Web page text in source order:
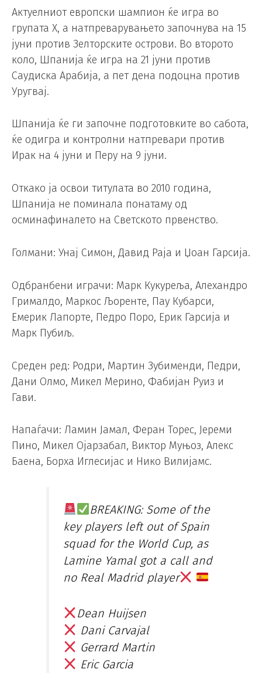
Актуелниот европски шампион ќе игра во
групата Х, а натпреварувањето започнува на 15
јуни против Зелторските острови. Во второто
коло, Шпанија ќе игра на 21 јуни против
Саудиска Арабија, а пет дена подоцна против
Уругвај.
Шпанија ќе ги започне подготовките во сабота,
ќе одигра и контролни натпревари против
Ирак на 4 јуни и Перу на 9 јуни.
Откако ја освои титулата во 2010 година,
Шпанија не поминала понатаму од
осминафиналето на Светското првенство.
Голмани: Унај Симон, Давид Раја и Џоан Гарсија.
Одбранбени играчи: Марк Кукуреља, Алехандро
Грималдо, Маркос Љоренте, Пау Кубарси,
Емерик Лапорте, Педро Поро, Ерик Гарсија и
Марк Пубиљ.
Среден ред: Родри, Мартин Зубименди, Педри,
Дани Олмо, Микел Мерино, Фабијан Руиз и
Гави.
Напаѓачи: Ламин Јамал, Феран Торес, Јереми
Пино, Микел Ојарзабал, Виктор Муњоз, Алекс
Баена, Борха Иглесијас и Нико Вилијамс.
BREAKING: Some of the
key players left out of Spain
squad for the World Cup, as
Lamine Yamal got a call and
no Real Madrid player
Dean Huijsen
Dani Carvajal
Gerrard Martin
Eric Garcia